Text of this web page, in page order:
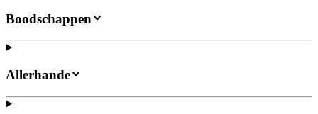
Boodschappen
Allerhande